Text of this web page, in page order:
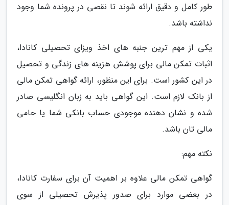
طور کامل و دقیق ارائه شوند تا نقصی در پرونده شما وجود
نداشته باشد.
یکی از مهم ترین جنبه های اخذ ویزای تحصیلی کانادا،
اثبات تمکن مالی برای پوشش هزینه های زندگی و تحصیل
در این کشور است. برای این منظور، ارائه گواهی تمکن مالی
از بانک لازم است. این گواهی باید به زبان انگلیسی صادر
شده و نشان دهنده موجودی حساب بانکی شما یا حامی
مالی تان باشد.
نکته مهم:
گواهی تمکن مالی علاوه بر اهمیت آن برای سفارت کانادا،
در بعضی موارد برای صدور پذیرش تحصیلی از سوی